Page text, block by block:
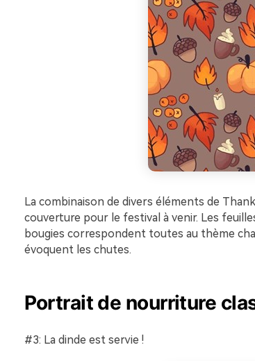
La combinaison de divers éléments de
couverture pour le festival à venir. Les
bougies correspondent toutes au thème
évoquent les chutes.
Portrait de nourriture
#3: La dinde est servie !